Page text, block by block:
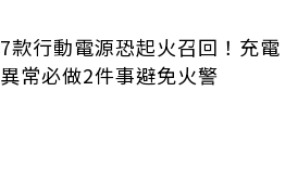
7款行動電源恐起火召回！充電
異常必做2件事避免火警